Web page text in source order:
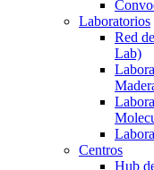
Laboratorios
Red
Lab)
Centros
Hub